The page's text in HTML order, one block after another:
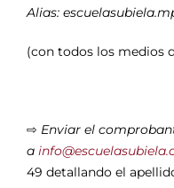
Alias:
(con todos los medios
⇨ Enviar el
a
49 detallando el